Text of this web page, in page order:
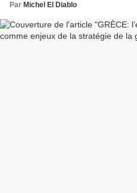
Par Michel El Diablo